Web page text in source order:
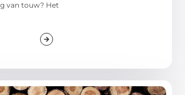
van touw? Het